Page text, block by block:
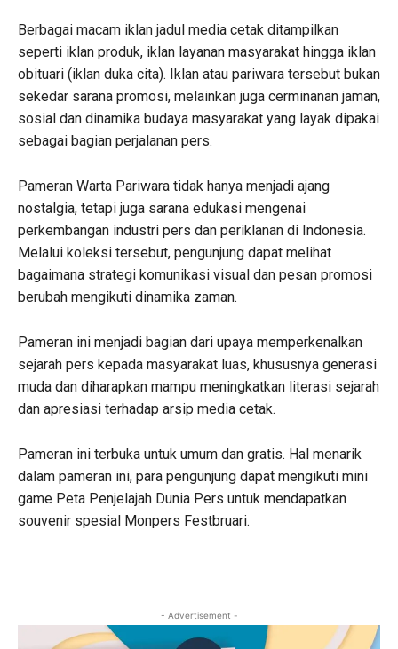
Berbagai macam iklan jadul media cetak ditampilkan
seperti iklan produk, iklan layanan masyarakat hingga iklan
obituari (iklan duka cita). Iklan atau pariwara tersebut bukan
sekedar sarana promosi, melainkan juga cerminanan jaman,
sosial dan dinamika budaya masyarakat yang layak dipakai
sebagai bagian perjalanan pers.
Pameran Warta Pariwara tidak hanya menjadi ajang
nostalgia, tetapi juga sarana edukasi mengenai
perkembangan industri pers dan periklanan di Indonesia.
Melalui koleksi tersebut, pengunjung dapat melihat
bagaimana strategi komunikasi visual dan pesan promosi
berubah mengikuti dinamika zaman.
Pameran ini menjadi bagian dari upaya memperkenalkan
sejarah pers kepada masyarakat luas, khususnya generasi
muda dan diharapkan mampu meningkatkan literasi sejarah
dan apresiasi terhadap arsip media cetak.
Pameran ini terbuka untuk umum dan gratis. Hal menarik
dalam pameran ini, para pengunjung dapat mengikuti mini
game Peta Penjelajah Dunia Pers untuk mendapatkan
souvenir spesial Monpers Festbruari.
- Advertisement -